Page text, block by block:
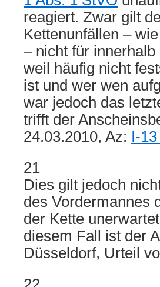
reagiert. Zwar gilt
Kettenunfällen –
– nicht für
weil häufig nicht
ist und wer wen
war jedoch das
trifft der
24.03.2010, Az: I-
21
Dies gilt jedoch
des Vordermannes
der Kette
diesem Fall ist der
Düsseldorf, Urteil